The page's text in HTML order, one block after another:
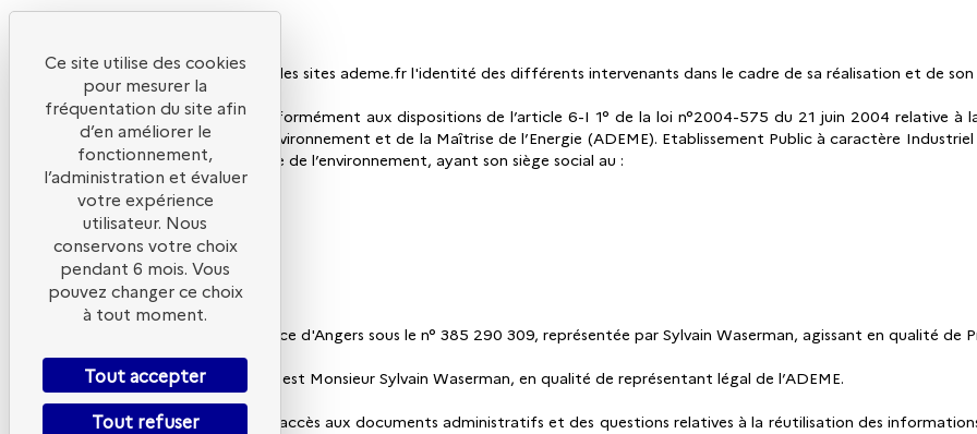
Il est précisé aux utilisateurs des sites ademe.fr l'identité des différents intervenants dans le cadre de sa réalisation et de son
Propriétaire et éditeur : Conformément aux dispositions de l’article 6-I 1° de la loi n°2004-575 du 21 juin 2004 relative à
ademe.fr est l’Agence de l’Environnement et de la Maîtrise de l’Energie (ADEME). Etablissement Public à caractère
et R.131-1 à R.131-26 du Code de l’environnement, ayant son siège social au :
20, avenue du Grésillé
BP 90406
49004
Angers Cedex01
Tél. : 02 41 20 41 20
inscrit au registre du commerce d'Angers sous le n° 385 290 309, représentée par Sylvain Waserman, agissant en qualité
Le directeur de la publication est Monsieur Sylvain Waserman, en qualité de représentant légal de l’ADEME.
La personne responsable de l'accès aux documents administratifs et des questions relatives à la réutilisation des
Ce site utilise des cookies
pour mesurer la
fréquentation du site afin
d’en améliorer le
fonctionnement,
l’administration et évaluer
votre expérience
utilisateur. Nous
conservons votre choix
pendant 6 mois. Vous
pouvez changer ce choix
à tout moment.
Tout accepter
Tout refuser